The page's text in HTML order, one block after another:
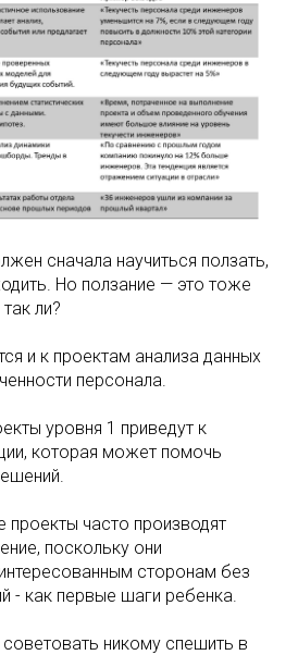
сначала научиться ползать,
Но ползание — это тоже
ли?
и к проектам анализа данных
персонала.
уровня 1 приведут к
которая может помочь
проекты часто производят
поскольку они
сторонам без
- как первые шаги ребенка.
никому спешить в